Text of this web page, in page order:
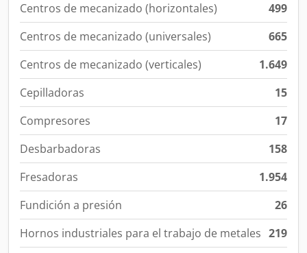
Centros de mecanizado (horizontales)
499
Centros de mecanizado (universales)
665
Centros de mecanizado (verticales)
1.649
Cepilladoras
15
Compresores
17
Desbarbadoras
158
Fresadoras
1.954
Fundición a presión
26
Hornos industriales para el trabajo de metales 219